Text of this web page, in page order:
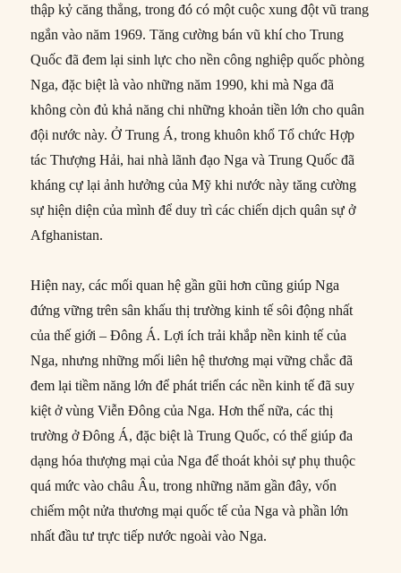
thập kỷ căng thẳng, trong đó có một cuộc xung đột vũ trang
ngắn vào năm 1969. Tăng cường bán vũ khí cho Trung
Quốc đã đem lại sinh lực cho nền công nghiệp quốc phòng
Nga, đặc biệt là vào những năm 1990, khi mà Nga đã
không còn đủ khả năng chi những khoản tiền lớn cho quân
đội nước này. Ở Trung Á, trong khuôn khổ Tổ chức Hợp
tác Thượng Hải, hai nhà lãnh đạo Nga và Trung Quốc đã
kháng cự lại ảnh hưởng của Mỹ khi nước này tăng cường
sự hiện diện của mình để duy trì các chiến dịch quân sự ở
Afghanistan.
Hiện nay, các mối quan hệ gần gũi hơn cũng giúp Nga
đứng vững trên sân khấu thị trường kinh tế sôi động nhất
của thế giới – Đông Á. Lợi ích trải khắp nền kinh tế của
Nga, nhưng những mối liên hệ thương mại vững chắc đã
đem lại tiềm năng lớn để phát triển các nền kinh tế đã suy
kiệt ở vùng Viễn Đông của Nga. Hơn thế nữa, các thị
trường ở Đông Á, đặc biệt là Trung Quốc, có thể giúp đa
dạng hóa thượng mại của Nga để thoát khỏi sự phụ thuộc
quá mức vào châu Âu, trong những năm gần đây, vốn
chiếm một nửa thương mại quốc tế của Nga và phần lớn
nhất đầu tư trực tiếp nước ngoài vào Nga.